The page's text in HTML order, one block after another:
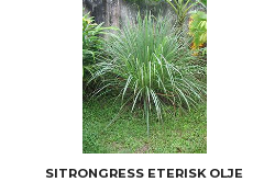
SITRONGRESS ETERISK OLJE